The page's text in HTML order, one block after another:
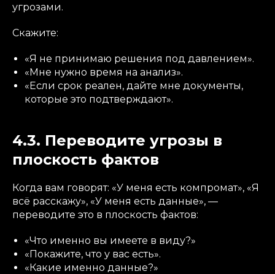
угрозами.
Скажите:
«Я не принимаю решения под давлением».
«Мне нужно время на анализ».
«Если срок реален, дайте мне документы,
которые это подтверждают».
4.3. Переводите угрозы в
плоскость фактов
Когда вам говорят: «У меня есть компромат», «Я
всё расскажу», «У меня есть данные», —
переводите это в плоскость фактов:
«Что именно вы имеете в виду?»
«Покажите, что у вас есть».
«Какие именно данные?»